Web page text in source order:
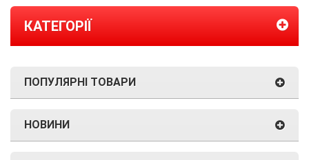
КАТЕГОРІЇ
ПОПУЛЯРНІ ТОВАРИ
НОВИНИ